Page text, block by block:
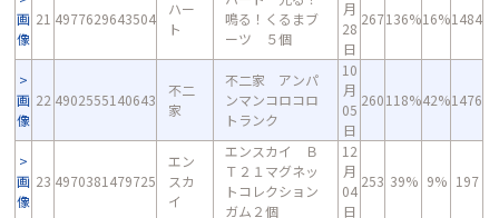
画
像
21 4977629643504
ハー
ト
鳴る！くるまブ
ーツ ５個
月
28
日
267136%16%1484
画
像
22 4902555140643
不二
家
不二家 アンパ
ンマンコロコロ
トランク
10
月
05
日
260118%42%1476
画
像
23 4970381479725
エン
スカ
イ
エンスカイ Ｂ
Ｔ２１マグネッ
トコレクション
ガム２個
12
月
04
日
253 39% 9% 197